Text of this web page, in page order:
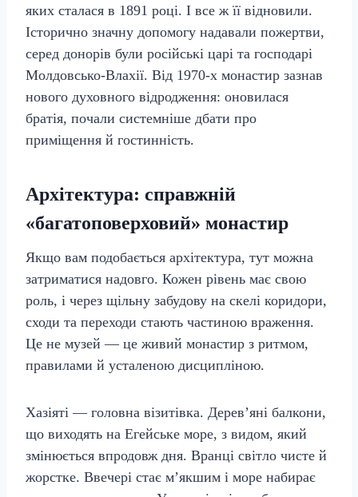
яких сталася в 1891 році. І все ж її відновили.
Історично значну допомогу надавали пожертви,
серед донорів були російські царі та господарі
Молдовсько-Влахії. Від 1970-х монастир зазнав
нового духовного відродження: оновилася
братія, почали системніше дбати про
приміщення й гостинність.
Архітектура: справжній
«багатоповерховий» монастир
Якщо вам подобається архітектура, тут можна
затриматися надовго. Кожен рівень має свою
роль, і через щільну забудову на скелі коридори,
сходи та переходи стають частиною враження.
Це не музей — це живий монастир з ритмом,
правилами й усталеною дисципліною.
Хазіяті — головна візитівка. Дерев’яні балкони,
що виходять на Егейське море, з видом, який
змінюється впродовж дня. Вранці світло чисте й
жорстке. Ввечері стає м’якшим і море набирає